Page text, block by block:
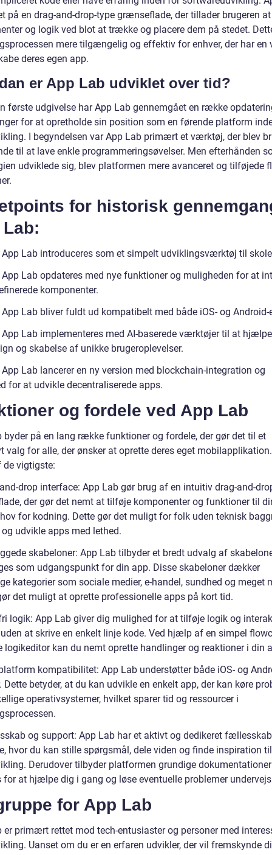
på en drag-and-drop-type grænseflade, der tillader brugeren
og logik ved blot at trække og placere dem på stedet.
mere tilgængelig og effektiv for enhver, der har en
deres egen app.
er App Lab udviklet over tid?
første udgivelse har App Lab gennemgået en række
for at opretholde sin position som en førende platform
I begyndelsen var App Lab primært et værktøj, der blev
til at lave enkle programmeringsøvelser. Men efterhånden
udviklede sig, blev platformen mere avanceret og tilføjede
for historisk
Lab introduceres som et simpelt udviklingsværktøj til
Lab opdateres med nye funktioner og muligheden for at
komponenter.
Lab bliver fuldt ud kompatibelt med både iOS- og Android-
Lab implementeres med AI-baserede værktøjer til at
og skabelse af unikke brugeroplevelser.
Lab lancerer en ny version med blockchain-integration og
for at udvikle decentraliserede apps.
og fordele ved App Lab
byder på en lang række funktioner og fordele, der gør det til et
valg for alle, der ønsker at oprette deres eget
de vigtigste:
drop interface: App Lab gør brug af en intuitiv drag-and-
der gør det nemt at tilføje komponenter og funktioner til
for kodning. Dette gør det muligt for folk uden teknisk
udvikle apps med lethed.
skabeloner: App Lab tilbyder et bredt udvalg af
som udgangspunkt for din app. Disse skabeloner dækker
kategorier som sociale medier, e-handel, sundhed og meget
det muligt at oprette professionelle apps på kort tid.
logik: App Lab giver dig mulighed for at tilføje logik og
at skrive en enkelt linje kode. Ved hjælp af en simpel
logikeditor kan du nemt oprette handlinger og reaktioner i din
kompatibilitet: App Lab understøtter både iOS- og
Dette betyder, at du kan udvikle en enkelt app, der kan køre
operativsystemer, hvilket sparer tid og ressourcer i
og support: App Lab har et aktivt og dedikeret
hvor du kan stille spørgsmål, dele viden og finde inspiration
Derudover tilbyder platformen grundige
for at hjælpe dig i gang og løse eventuelle problemer
for App Lab
er primært rettet mod tech-entusiaster og personer med
Uanset om du er en erfaren udvikler, der vil fremskynde